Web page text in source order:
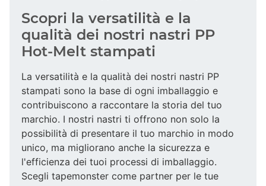
Scopri la versatilità e la
qualità dei nostri nastri PP
Hot-Melt stampati
La versatilità e la qualità dei nostri nastri PP
stampati sono la base di ogni imballaggio e
contribuiscono a raccontare la storia del tuo
marchio. I nostri nastri ti offrono non solo la
possibilità di presentare il tuo marchio in modo
unico, ma migliorano anche la sicurezza e
l'efficienza dei tuoi processi di imballaggio.
Scegli tapemonster come partner per le tue